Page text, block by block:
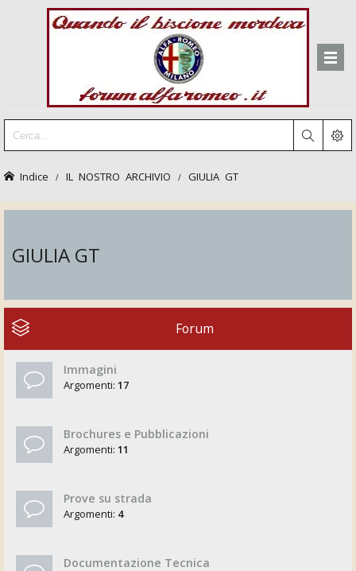
Indice IL NOSTRO ARCHIVIO GIULIA GT
GIULIA GT
Forum
Immagini
Argomenti: 17
Brochures e Pubblicazioni
Argomenti: 11
Prove su strada
Argomenti: 4
Documentazione Tecnica